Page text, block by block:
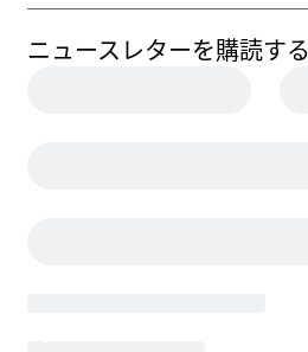
ニュースレターを購読する